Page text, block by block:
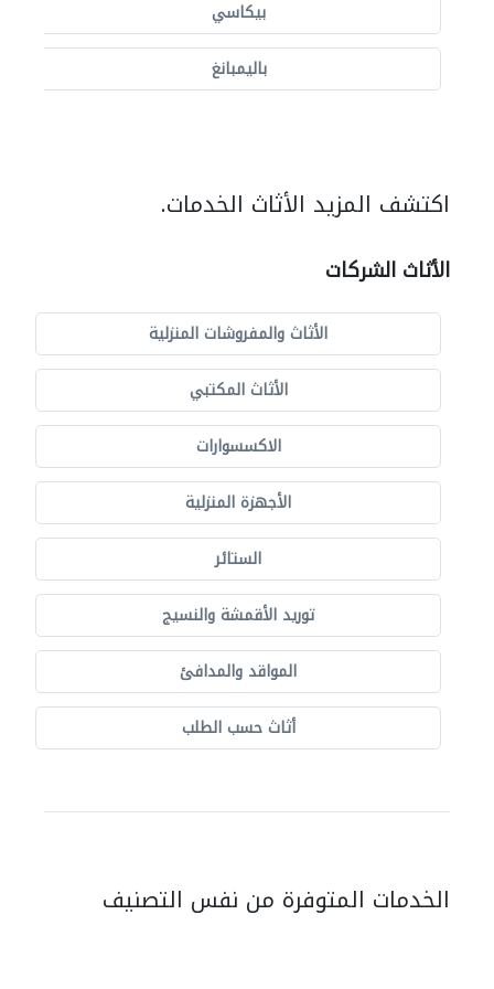
بيكاسي
باليمبانغ
اكتشف المزيد الأثاث الخدمات.
الأثاث الشركات
الأثاث والمفروشات المنزلية
الأثاث المكتبي
الاكسسوارات
الأجهزة المنزلية
الستائر
توريد الأقمشة والنسيج
المواقد والمدافئ
أثاث حسب الطلب
الخدمات المتوفرة من نفس التصنيف